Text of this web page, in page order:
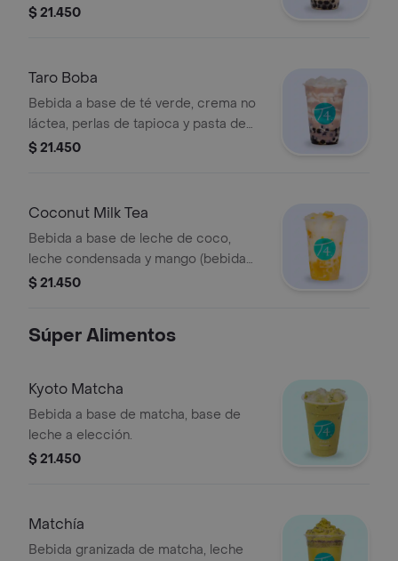
de vainilla. Se recomienda poca
$ 21.450
Taro Boba
Bebida a base de té verde, crema no
láctea, perlas de tapioca y pasta de
taro con sabor a vainilla. Se
$ 21.450
Coconut Milk Tea
Bebida a base de leche de coco,
leche condensada y mango (bebida
láctea). Se recomienda sin azúcar.
$ 21.450
Súper Alimentos
Kyoto Matcha
Bebida a base de matcha, base de
leche a elección.
$ 21.450
Matchía
Bebida granizada de matcha, leche